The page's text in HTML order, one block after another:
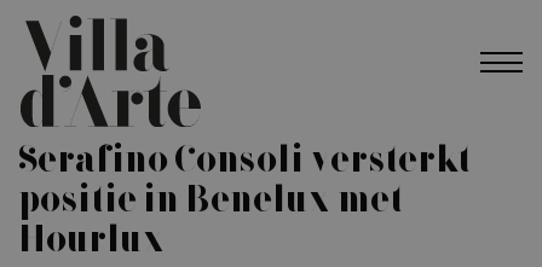
Serafino Consoli versterkt
positie in Benelux met
Hourlux